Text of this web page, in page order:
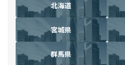
北海道
宮城県
群馬県